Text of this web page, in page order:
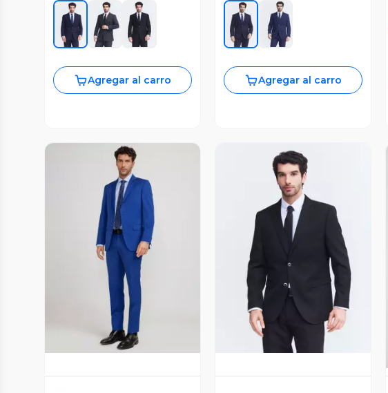
Agregar al carro Agregar al carro
Vista Previa Vista Previa